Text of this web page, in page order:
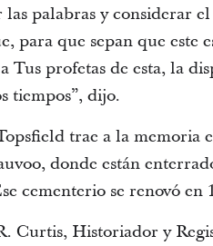
palabras y considerar
para que sepan que este
Tus profetas de esta, la
tiempos”, dijo.
trae a la memoria
donde están
cementerio se renovó en
Curtis, Historiador y